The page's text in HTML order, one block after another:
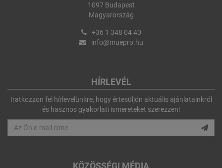
1097 Budapest
Magyarország
+36 1 348 04 40
info@muepro.hu
HÍRLEVÉL
Iratkozzon fel hírlevelünkre, hogy értesüljön aktuális ajánlatainkról
és hasznos gyakorlati ismereteket szerezzen!
KÖZÖSSÉGI MÉDIA